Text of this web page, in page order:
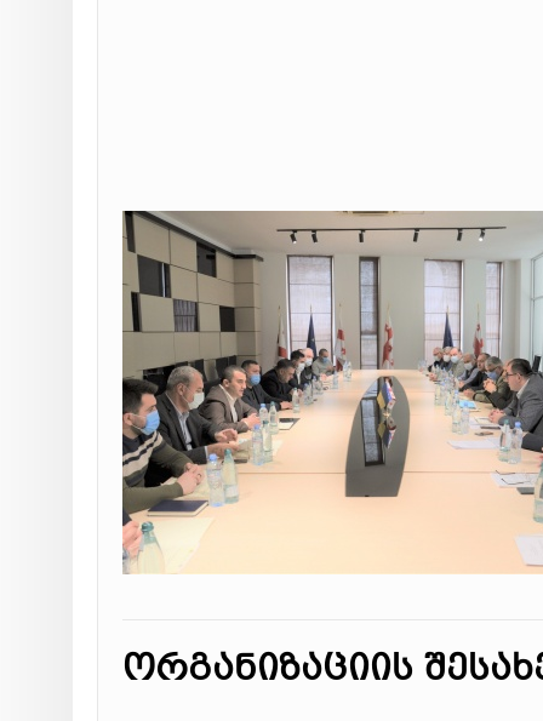
ორგანიზაციის